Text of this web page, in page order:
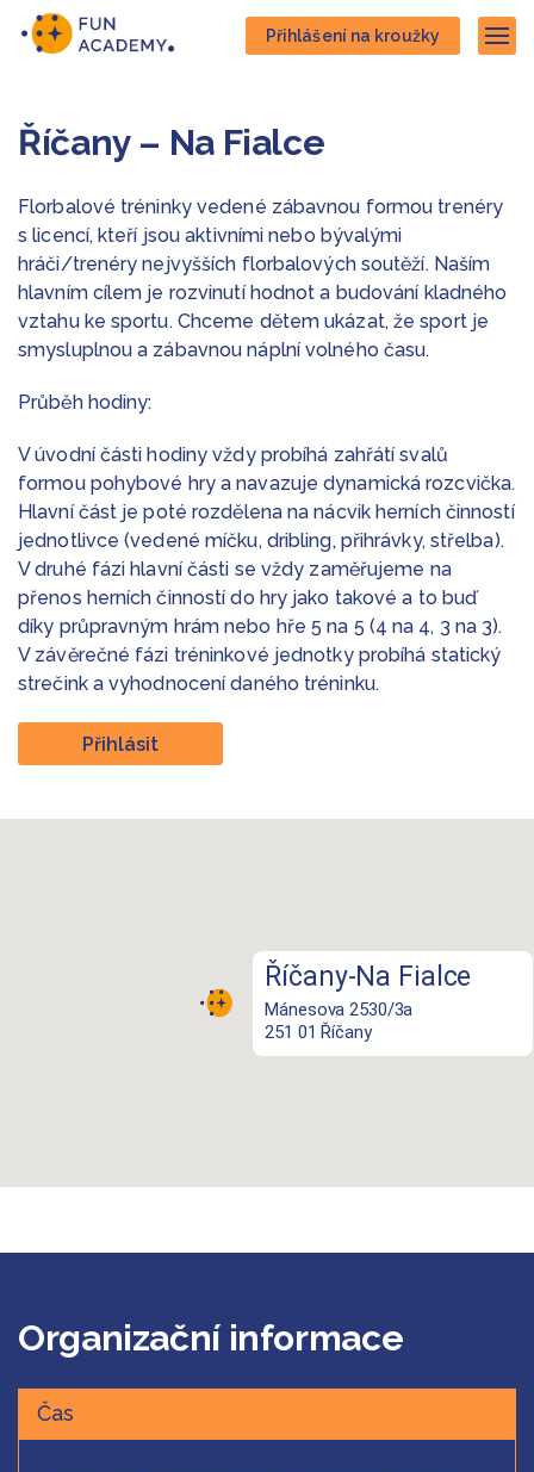
Přejít
na
Přejít
na
Přihlášení na kroužky
Říčany – Na Fialce
Florbalové tréninky vedené zábavnou formou trenéry
s licencí, kteří jsou aktivními nebo bývalými
hráči/trenéry nejvyšších florbalových soutěží. Naším
hlavním cílem je rozvinutí hodnot a budování kladného
vztahu ke sportu. Chceme dětem ukázat, že sport je
smysluplnou a zábavnou náplní volného času.
Průběh hodiny:
V úvodní části hodiny vždy probíhá zahřátí svalů
formou pohybové hry a navazuje dynamická rozcvička.
Hlavní část je poté rozdělena na nácvik herních činností
jednotlivce (vedené míčku, dribling, přihrávky, střelba).
V druhé fázi hlavní části se vždy zaměřujeme na
přenos herních činností do hry jako takové a to buď
díky průpravným hrám nebo hře 5 na 5 (4 na 4, 3 na 3).
V závěrečné fázi tréninkové jednotky probíhá statický
strečink a vyhodnocení daného tréninku.
Přihlásit
Říčany-Na Fialce
Mánesova 2530/3a
251 01 Říčany
Organizační informace
Čas